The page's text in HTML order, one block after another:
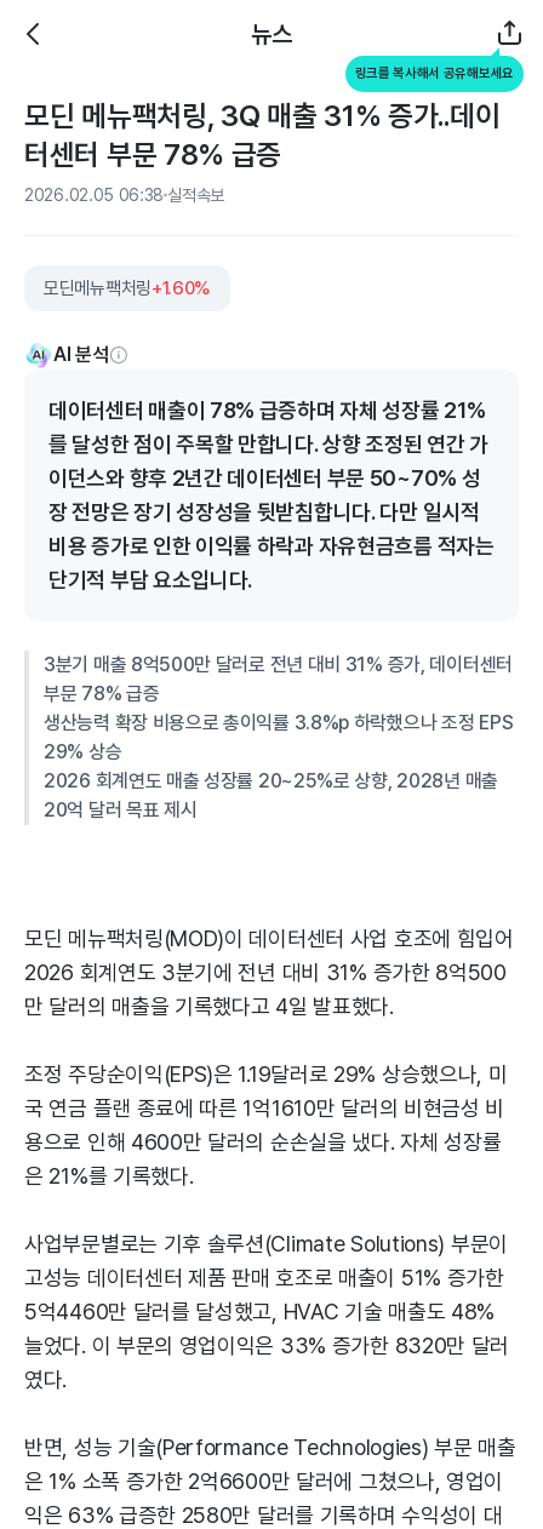
뉴스
링크를 복사해서 공유해보세요
모딘 메뉴팩처링, 3Q 매출 31% 증가..데이
터센터 부문 78% 급증
2026.02.05 06:38 실적속보
모딘메뉴팩처링+1.60%
AI 분석
데이터센터 매출이 78% 급증하며 자체 성장률 21%
를 달성한 점이 주목할 만합니다. 상향 조정된 연간 가
이던스와 향후 2년간 데이터센터 부문 50~70% 성
장 전망은 장기 성장성을 뒷받침합니다. 다만 일시적
비용 증가로 인한 이익률 하락과 자유현금흐름 적자는
단기적 부담 요소입니다.
3분기 매출 8억500만 달러로 전년 대비 31% 증가, 데이터센터
부문 78% 급증
생산능력 확장 비용으로 총이익률 3.8%p 하락했으나 조정 EPS
29% 상승
2026 회계연도 매출 성장률 20~25%로 상향, 2028년 매출
20억 달러 목표 제시
모딘 메뉴팩처링(MOD)이 데이터센터 사업 호조에 힘입어
2026 회계연도 3분기에 전년 대비 31% 증가한 8억500
만 달러의 매출을 기록했다고 4일 발표했다.
조정 주당순이익(EPS)은 1.19달러로 29% 상승했으나, 미
국 연금 플랜 종료에 따른 1억1610만 달러의 비현금성 비
용으로 인해 4600만 달러의 순손실을 냈다. 자체 성장률
은 21%를 기록했다.
사업부문별로는 기후 솔루션(Climate Solutions) 부문이
고성능 데이터센터 제품 판매 호조로 매출이 51% 증가한
5억4460만 달러를 달성했고, HVAC 기술 매출도 48%
늘었다. 이 부문의 영업이익은 33% 증가한 8320만 달러
였다.
반면, 성능 기술(Performance Technologies) 부문 매출
은 1% 소폭 증가한 2억6600만 달러에 그쳤으나, 영업이
익은 63% 급증한 2580만 달러를 기록하며 수익성이 대